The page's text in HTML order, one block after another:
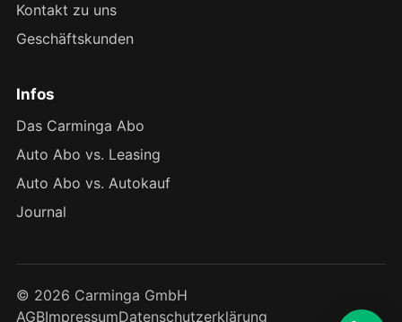
Kontakt zu uns
Geschäftskunden
Infos
Das Carminga Abo
Auto Abo vs. Leasing
Auto Abo vs. Autokauf
Journal
© 2026 Carminga GmbH
AGBImpressumDatenschutzerklärung